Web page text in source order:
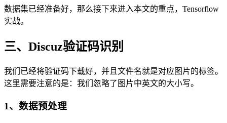
数据集已经准备好，那么接下来进入本文的重点，Tensorflow
实战。
三、Discuz验证码识别
我们已经将验证码下载好，并且文件名就是对应图片的标签。
这里需要注意的是：我们忽略了图片中英文的大小写。
1、数据预处理